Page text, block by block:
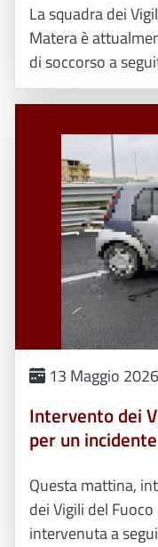
La squadra dei
Matera è
di soccorso a
13 Maggio 2026
Intervento dei
per un
Questa mattina,
dei Vigili del
intervenuta a